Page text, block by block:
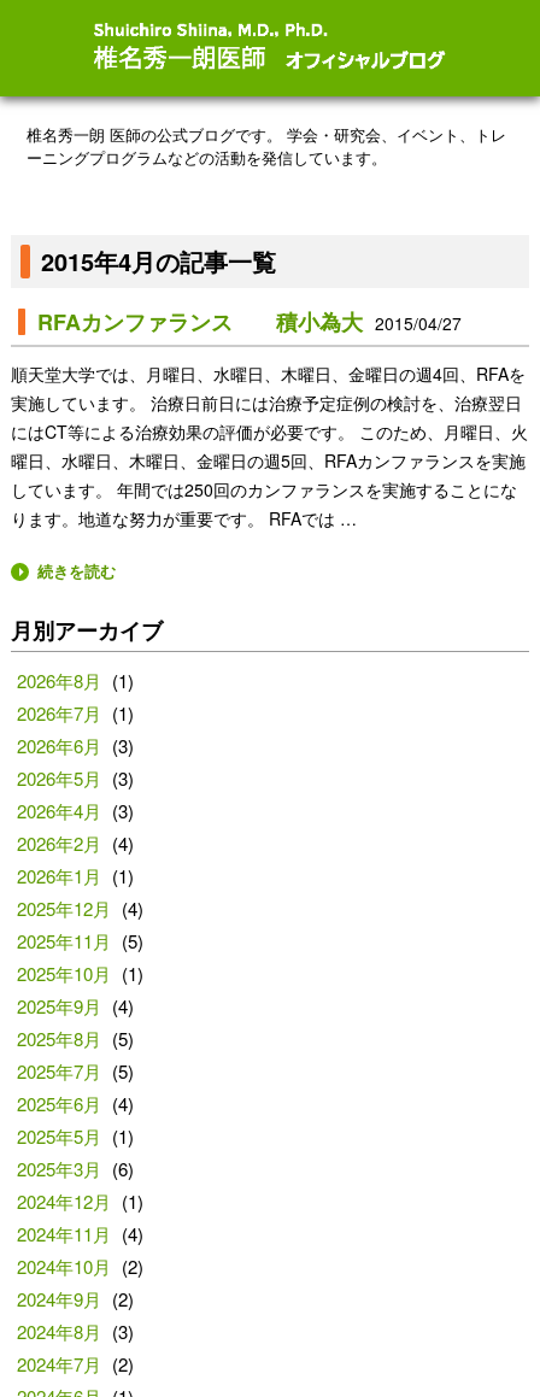
椎名秀一朗 医師の公式ブログです。
学会・研究会、イベント、トレ
ーニングプログラムなどの活動を発信しています。
2015年4月の記事一覧
RFAカンファランス 積小為大 2015/04/27
順天堂大学では、月曜日、水曜日、木曜日、金曜日の週4回、RFAを
実施しています。 治療日前日には治療予定症例の検討を、治療翌日
にはCT等による治療効果の評価が必要です。 このため、月曜日、火
曜日、水曜日、木曜日、金曜日の週5回、RFAカンファランスを実施
しています。 年間では250回のカンファランスを実施することにな
ります。地道な努力が重要です。 RFAでは …
続きを読む
月別アーカイブ
2026年8月
(1)
2026年7月
(1)
2026年6月
(3)
2026年5月
(3)
2026年4月
(3)
2026年2月
(4)
2026年1月
(1)
2025年12月
(4)
2025年11月
(5)
2025年10月
(1)
2025年9月
(4)
2025年8月
(5)
2025年7月
(5)
2025年6月
(4)
2025年5月
(1)
2025年3月
(6)
2024年12月
(1)
2024年11月
(4)
2024年10月
(2)
2024年9月
(2)
2024年8月
(3)
2024年7月
(2)